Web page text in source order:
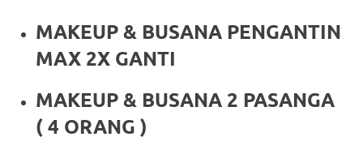
replica
watches.
MAKEUP & BUSANA PENGANTIN
MAX 2X GANTI
MAKEUP & BUSANA 2 PASANGA
( 4 ORANG )